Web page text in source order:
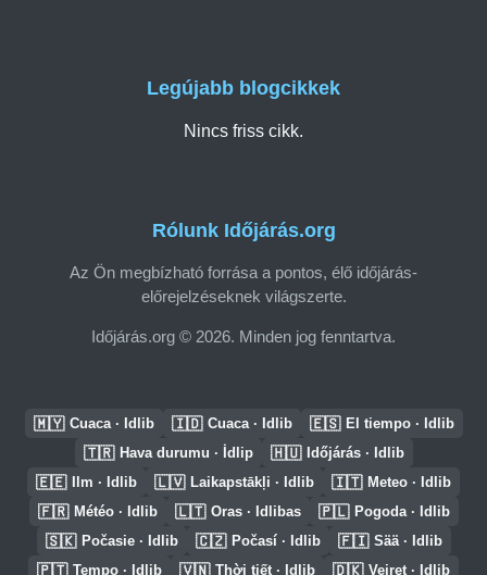
Rólunk Időjárás.org
Az Ön megbízható forrása a pontos, élő időjárás-
előrejelzéseknek világszerte.
Időjárás.org © 2026. Minden jog fenntartva.
Legújabb blogcikkek
Nincs friss cikk.
🇲🇾 Cuaca · Idlib 🇮🇩 Cuaca · Idlib 🇪🇸 El tiempo · Idlib
🇹🇷 Hava durumu · İdlip 🇭🇺 Időjárás · Idlib
🇪🇪 Ilm · Idlib 🇱🇻 Laikapstākļi · Idlib 🇮🇹 Meteo · Idlib
🇫🇷 Météo · Idlib 🇱🇹 Oras · Idlibas 🇵🇱 Pogoda · Idlib
🇸🇰 Počasie · Idlib 🇨🇿 Počasí · Idlib 🇫🇮 Sää · Idlib
🇵🇹 Tempo · Idlib 🇻🇳 Thời tiết · Idlib 🇩🇰 Vejret · Idlib